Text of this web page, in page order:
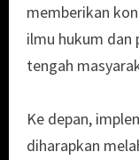
memberikan
ilmu hukum dan
tengah
Ke depan,
diharapkan